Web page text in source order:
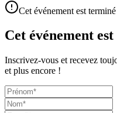
Cet événement est terminé
Cet événement
Inscrivez-vous et recevez
et plus encore !